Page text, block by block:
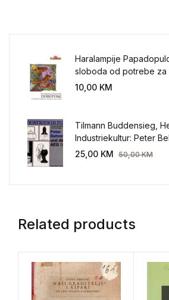
Haralampije
sloboda od potrebe za
sveta
10,00 KM
Tilmann Buddensieg,
Industriekultur: Peter
AEG 1907-1914.
25,00 KM 50,00KM
Related products